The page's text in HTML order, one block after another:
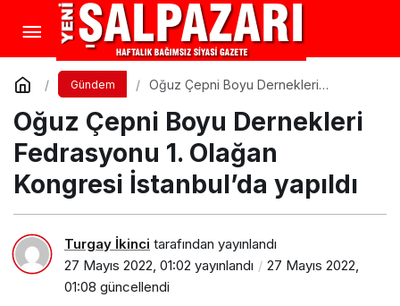
Gündem
Oğuz Çepni Boyu Dernekleri
İstanbul’da yapıldı
Oğuz Çepni Boyu Dernekleri
Fedrasyonu 1. Olağan
Kongresi İstanbul’da yapıldı
Turgay İkinci tarafından yayınlandı
27 Mayıs 2022, 01:02 yayınlandı
27 Mayıs 2022,
01:08 güncellendi